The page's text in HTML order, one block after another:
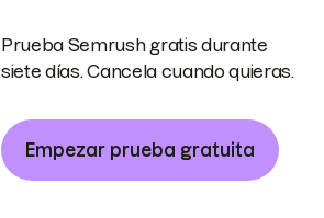
Prueba Semrush gratis durante
siete días. Cancela cuando quieras.
Empezar prueba gratuita